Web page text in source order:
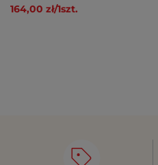
164,00 zł/1szt.